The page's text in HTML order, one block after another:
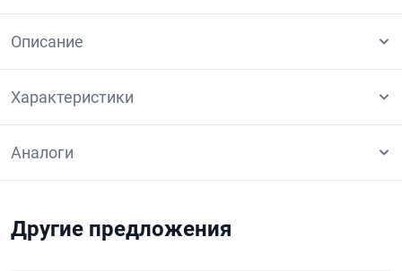
Описание
Характеристики
Аналоги
Другие предложения